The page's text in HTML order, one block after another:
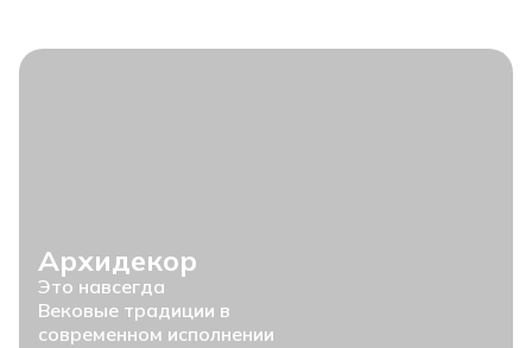
Архидекор
Это навсегда
Вековые традиции в
современном исполнении